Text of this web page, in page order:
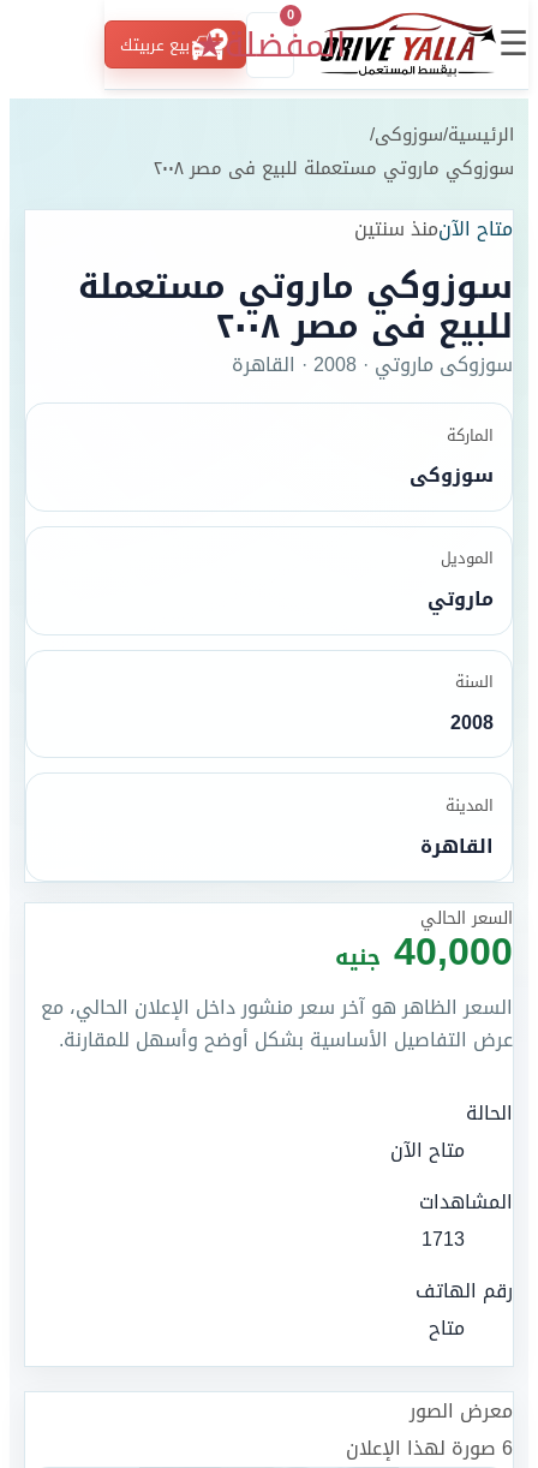
☰ المفضلة
0
★ بيع عربيتك
الرئيسية/سوزوكى/
سوزوكي ماروتي مستعملة للبيع فى مصر ٢٠٠٨
متاح الآنمنذ سنتين
سوزوكي ماروتي مستعملة
للبيع فى مصر ٢٠٠٨
سوزوكى ماروتي ·
2008
· القاهرة
الماركة
سوزوكى
الموديل
ماروتي
السنة
2008
المدينة
القاهرة
السعر الحالي
40,000 جنيه
السعر الظاهر هو آخر سعر منشور داخل الإعلان الحالي، مع
عرض التفاصيل الأساسية بشكل أوضح وأسهل للمقارنة.
الحالة
متاح الآن
المشاهدات
1713
رقم الهاتف
متاح
معرض الصور
6صورة لهذا الإعلان